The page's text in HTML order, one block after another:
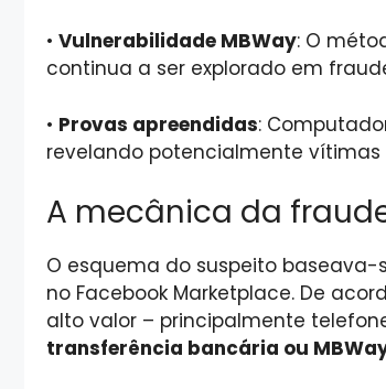
• Vulnerabilidade MBWay: O
continua a ser explorado em
• Provas apreendidas:
revelando potencialmente vítimas
A mecânica da
O esquema do suspeito baseava-
no Facebook Marketplace. De
alto valor – principalmente
transferência bancária ou